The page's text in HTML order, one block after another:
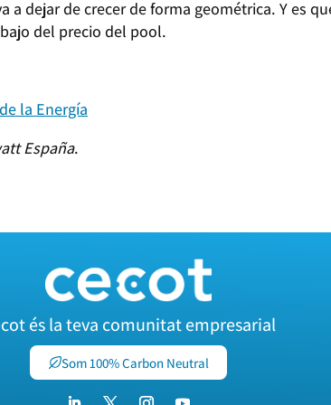
a dejar de crecer de forma geométrica. Y es
del precio del pool.
la Energía
España.
és la teva comunitat empresarial
Som 100% Carbon Neutral